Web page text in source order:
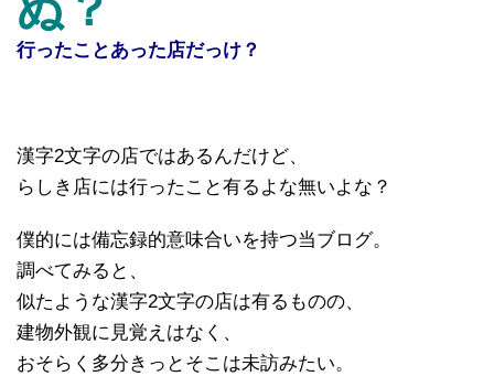
行ったことあった店だっけ？
漢字2文字の店ではあるんだけど、
らしき店には行ったこと有るよな無いよな？
僕的には備忘録的意味合いを持つ当ブログ。
調べてみると、
似たような漢字2文字の店は有るものの、
建物外観に見覚えはなく、
おそらく多分きっとそこは未訪みたい。